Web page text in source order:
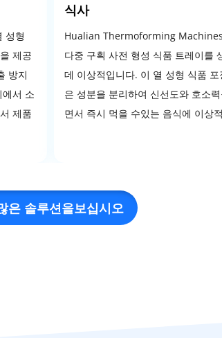
성형
제공
방지
서 소
제품
식사
Hualian Thermoforming
다중 구획 사전 형성 식품 트레이를
데 이상적입니다. 이 열 성형 식품 포
은 성분을 분리하여 신선도와 호소
면서 즉시 먹을 수있는 음식에 이상
은 솔루션을보십시오